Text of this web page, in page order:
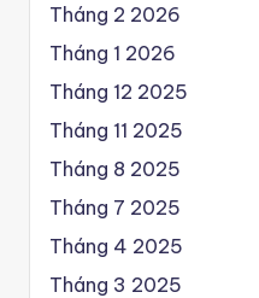
Tháng 2 2026
Tháng 1 2026
Tháng 12 2025
Tháng 11 2025
Tháng 8 2025
Tháng 7 2025
Tháng 4 2025
Tháng 3 2025